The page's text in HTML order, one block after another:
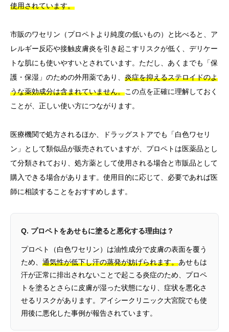
使用されています。
市販のワセリン（プロペトより純度の低いもの）と比べると、ア
レルギー反応や接触皮膚炎を引き起こすリスクが低く、デリケー
トな肌にも使いやすいとされています。ただし、あくまでも「保
護・保湿」のための外用薬であり、 炎症を抑えるステロイドのよ
うな薬効成分は含まれていません。この点を正確に理解しておく
ことが、正しい使い方につながります。
医療機関で処方されるほか、ドラッグストアでも「白色ワセリ
ン」として類似品が販売されていますが、プロペトは医薬品とし
て分類されており、処方薬として使用される場合と市販品として
購入できる場合があります。使用目的に応じて、必要であれば医
師に相談することをおすすめします。
Q. プロペトをあせもに塗ると悪化する理由は？
プロペト（白色ワセリン）は油性成分で皮膚の表面を覆う
ため、 通気性が低下し汗の蒸発が妨げられます。あせもは
汗が正常に排出されないことで起こる炎症のため、プロペ
トを塗るとさらに皮膚が湿った状態になり、症状を悪化さ
せるリスクがあります。アイシークリニック大宮院でも使
用後に悪化した事例が報告されています。